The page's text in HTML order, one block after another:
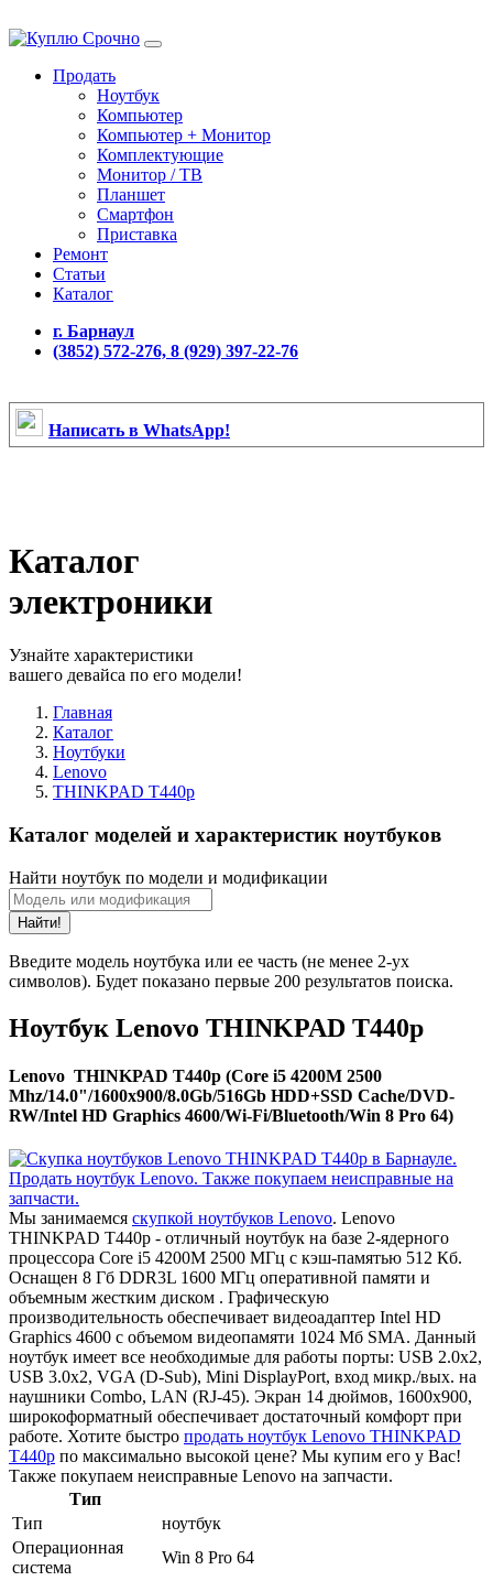
Продать
Ноутбук
Компьютер
Компьютер + Монитор
Комплектующие
Монитор / ТВ
Планшет
Смартфон
Приставка
Ремонт
Статьи
Каталог
г. Барнаул
(3852) 572-276, 8 (929) 397-22-76
Написать в WhatsApp!
Каталог
электроники
Узнайте характеристики
вашего девайса по его модели!
Главная
Каталог
Ноутбуки
Lenovo
THINKPAD T440p
Каталог моделей и характеристик ноутбуков
Найти ноутбук по модели и модификации
Найти!
Введите модель ноутбука или ее часть (не менее 2-ух
символов). Будет показано первые 200 результатов поиска.
Ноутбук Lenovo THINKPAD T440p
Lenovo THINKPAD T440p (Core i5 4200M 2500
Mhz/14.0"/1600x900/8.0Gb/516Gb HDD+SSD Cache/DVD-
RW/Intel HD Graphics 4600/Wi-Fi/Bluetooth/Win 8 Pro 64)
Мы занимаемся скупкой ноутбуков Lenovo. Lenovo
THINKPAD T440p - отличный ноутбук на базе 2-ядерного
процессора Core i5 4200M 2500 МГц с кэш-памятью 512 Кб.
Оснащен 8 Гб DDR3L 1600 МГц оперативной памяти и
объемным жестким диском . Графическую
производительность обеспечивает видеоадаптер Intel HD
Graphics 4600 с объемом видеопамяти 1024 Мб SMA. Данный
ноутбук имеет все необходимые для работы порты: USB 2.0x2,
USB 3.0x2, VGA (D-Sub), Mini DisplayPort, вход микр./вых. на
наушники Combo, LAN (RJ-45). Экран 14 дюймов, 1600x900,
широкоформатный обеспечивает достаточный комфорт при
работе. Хотите быстро продать ноутбук Lenovo THINKPAD
T440p по максимально высокой цене? Мы купим его у Вас!
Также покупаем неисправные Lenovo на запчасти.
Тип
Тип
ноутбук
Операционная
система
Win 8 Pro 64